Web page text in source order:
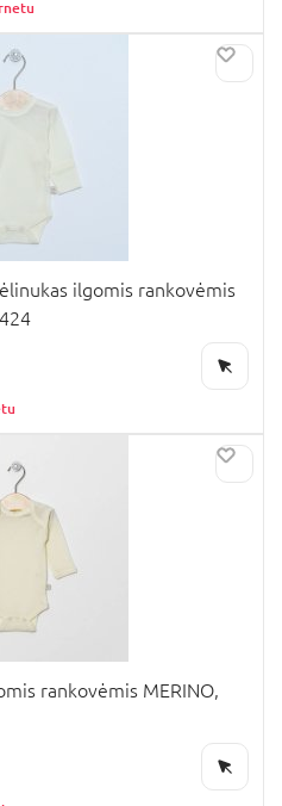
ilgomis rankovėmis
rankovėmis MERINO,